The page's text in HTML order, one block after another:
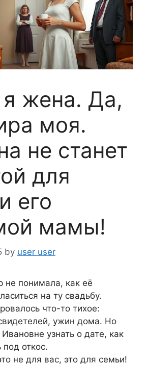
жена. Да,
моя.
не станет
для
его
мамы!
by user user
не понимала, как её
на ту свадьбу.
что-то тихое:
ужин дома. Но
узнать о дате, как
под откос.
не для вас, это для семьи!